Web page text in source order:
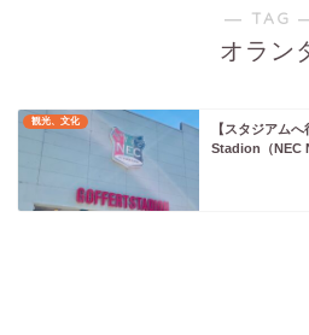
― TAG
オラン
観光、文化
【スタジアム
Stadion（NEC